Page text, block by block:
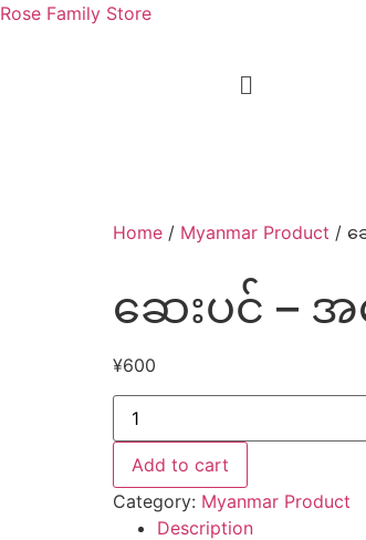
Rose Family Store
Home / Myanmar Product / ဆ
ဆေးပင် –
¥600
Add to cart
Category: Myanmar Product
Description